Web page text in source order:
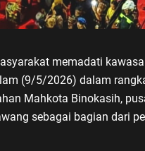
memadati
(9/5/2026) dalam
Mahkota Binokasih,
sebagai bagian dari